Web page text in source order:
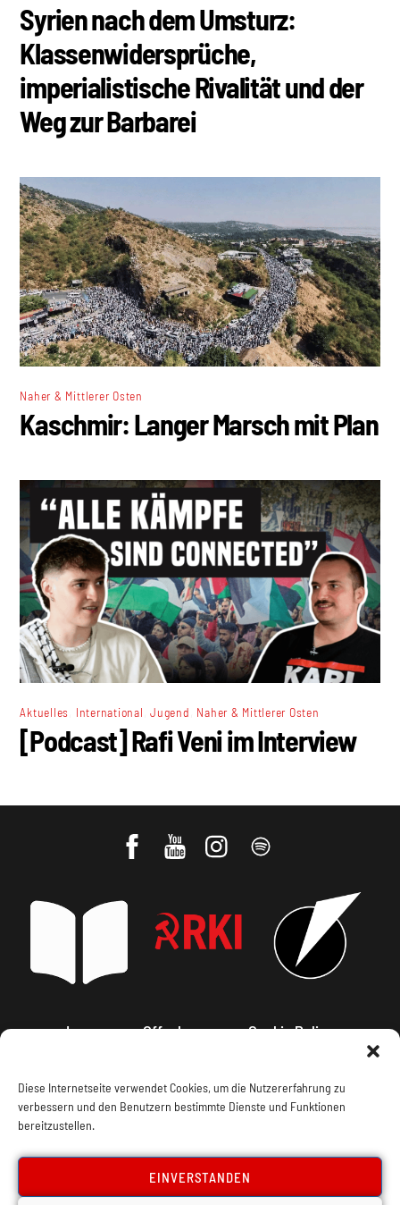
Diese Internetseite verwendet Cookies, um die Nutzererfahrung zu
verbessern und den Benutzern bestimmte Dienste und Funktionen
bereitzustellen.
EINVERSTANDEN
Syrien nach dem Umsturz:
Klassenwidersprüche,
imperialistische Rivalität und der
Weg zur Barbarei
Naher & Mittlerer Osten
Kaschmir: Langer Marsch mit Plan
Aktuelles International ,Jugend Naher & Mittlerer Osten
[Podcast] Rafi Veni im Interview
Impressum, Offenlegung Cookie Policy
Datenschutz Kontakt